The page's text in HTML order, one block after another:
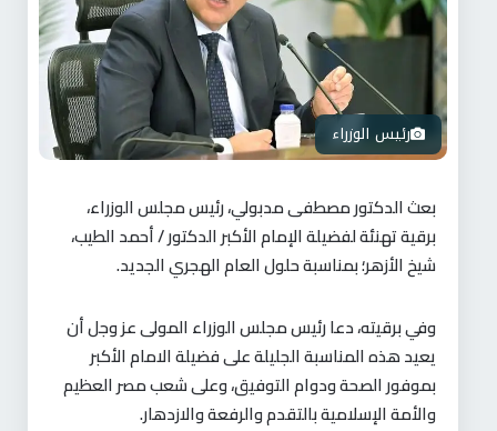
رئيس الوزراء
بعث الدكتور مصطفى مدبولي، رئيس مجلس الوزراء،
برقية تهنئة لفضيلة الإمام الأكبر الدكتور / أحمد الطيب،
شيخ الأزهر؛ بمناسبة حلول العام الهجري الجديد.
وفي برقيته، دعا رئيس مجلس الوزراء المولى عز وجل أن
يعيد هذه المناسبة الجليلة على فضيلة الامام الأكبر
بموفور الصحة ودوام التوفيق، وعلى شعب مصر العظيم
والأمة الإسلامية بالتقدم والرفعة والازدهار.